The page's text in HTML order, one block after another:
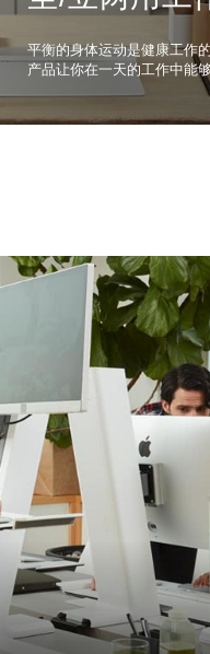
Box
Humanscale的座椅摒弃了
用使用者的体重和物理定律
伦比的舒适度。
平衡的身体运动是健康工作
产品让你在一天的工作中能
Humanscale的显示器支架
节的卓越功能，可在瞬间创
站。
键盘系统是人体工学工作站
们可以减少弯腰驼背的打字
高舒适性，让用户更健康地
Humanscale的工作灯均带
进的LED技术，有助于减少
的舒适感，同时减少能耗和
Humanscale座椅通过使用
来替代笨重复杂的机械装置
给他们无与伦比的舒适感。
线缆管理解决方案让工作场
的区域更加整洁，避免不必
提供各种人体工程学工作用
整洁并提高舒适度。